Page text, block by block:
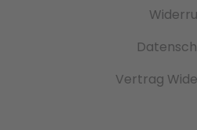
Vertrag